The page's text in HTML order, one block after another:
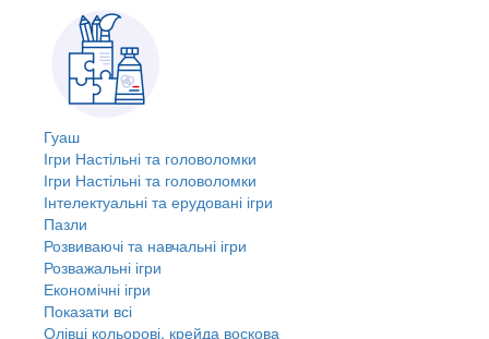
Гуаш
Ігри Настільні та головоломки
Ігри Настільні та головоломки
Інтелектуальні та ерудовані ігри
Пазли
Розвиваючі та навчальні ігри
Розважальні ігри
Економічні ігри
Показати всі
Олівці кольорові, крейда воскова